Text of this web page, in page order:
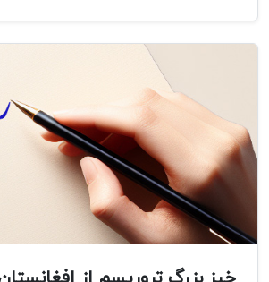
ظهور
رادیکالیسم
فارسی